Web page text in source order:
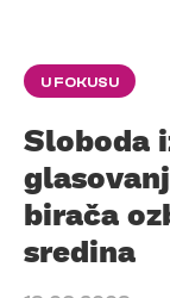
U FOKUSU
Sloboda
birača
sredina